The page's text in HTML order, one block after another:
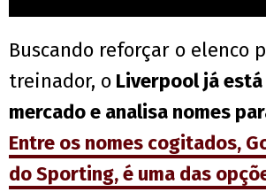
Buscando reforçar o elenco
treinador, o Liverpool já
mercado e analisa nomes
Entre os nomes cogitados,
do Sporting, é uma das